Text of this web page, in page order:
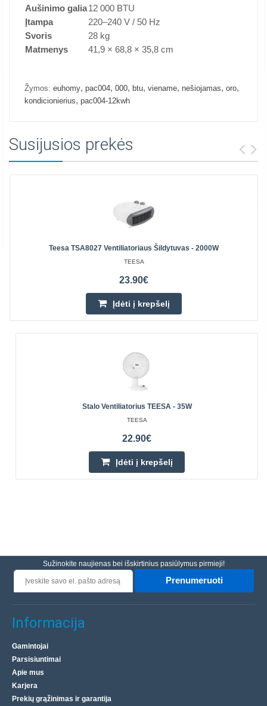
Aušinimo galia12 000 BTU
Įtampa
220–240 V / 50 Hz
Svoris
28 kg
Matmenys
41,9 × 68,8 × 35,8 cm
Žymos: euhomy, pac004, 000, btu, viename, nešiojamas, oro,
kondicionierius, pac004-12kwh
Susijusios prekės
Teesa TSA8027 Ventiliatoriaus Šildytuvas - 2000W
TEESA
23.90€
Įdėti į krepšelį
Stalo Ventiliatorius TEESA - 35W
TEESA
22.90€
Įdėti į krepšelį
Sužinokite naujienas bei išskirtinius pasiūlymus pirmieji!
Prenumeruoti
Informacija
Gamintojai
Parsisiuntimai
Apie mus
Karjera
Prekių grąžinimas ir garantija